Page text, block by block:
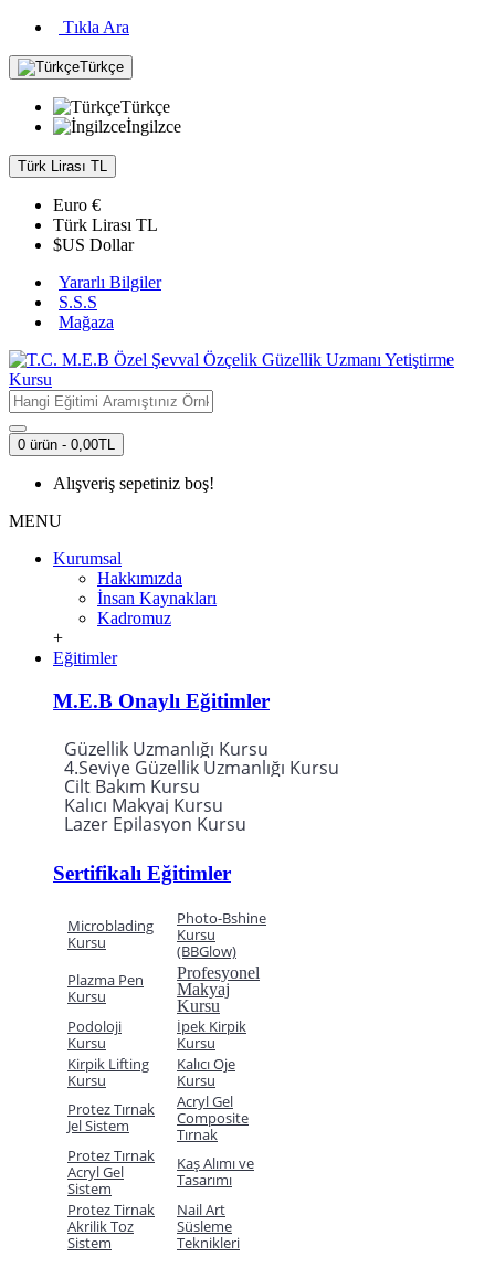
Tıkla Ara
Türkçe
Türkçe
İngilzce
Türk Lirası TL
Euro €
Türk Lirası TL
$US Dollar
Yararlı Bilgiler
S.S.S
Mağaza
0 ürün - 0,00TL
Alışveriş sepetiniz boş!
MENU
Kurumsal
Hakkımızda
İnsan Kaynakları
Kadromuz
+
Eğitimler
M.E.B Onaylı Eğitimler
Güzellik Uzmanlığı Kursu
4.Seviye Güzellik Uzmanlığı Kursu
Cilt Bakım Kursu
Kalıcı Makyaj Kursu
Lazer Epilasyon Kursu
Sertifikalı Eğitimler
Microblading
Kursu
Photo-Bshine
Kursu
(BBGlow)
Plazma Pen
Kursu
Profesyonel
Makyaj
Kursu
Podoloji
Kursu
İpek Kirpik
Kursu
Kirpik Lifting
Kursu
Kalıcı Oje
Kursu
Protez Tırnak
Jel Sistem
Acryl Gel
Composite
Tırnak
Protez Tırnak
Acryl Gel
Sistem
Kaş Alımı ve
Tasarımı
Protez Tirnak
Akrilik Toz
Sistem
Nail Art
Süsleme
Teknikleri